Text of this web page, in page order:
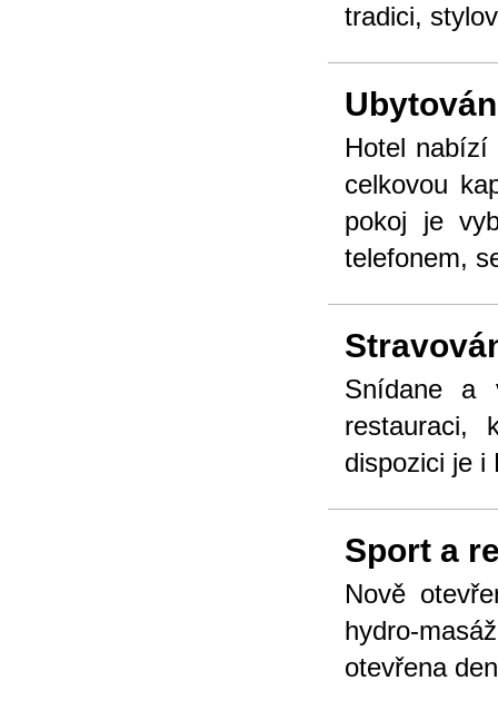
tradici,
Hotel nabízí
celkovou
pokoj je
telefonem,
Snídane a
restauraci,
dispozici je i
Sport a
Nově
hydro-
otevřena